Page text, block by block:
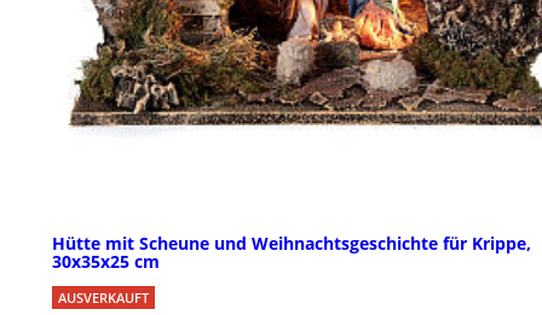
Hütte mit Scheune und Weihnachtsgeschichte für Krippe,
30x35x25 cm
AUSVERKAUFT